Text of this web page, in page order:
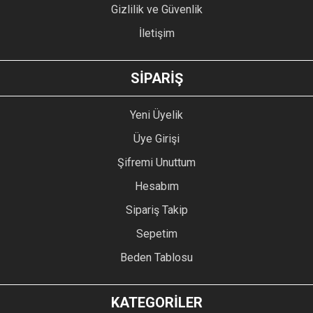
GÖNDER
Gizlilik ve Güvenlik
İletişim
SİPARİŞ
Yeni Üyelik
Üye Girişi
Şifremi Unuttum
Hesabım
Sipariş Takip
Sepetim
Beden Tablosu
KATEGORİLER